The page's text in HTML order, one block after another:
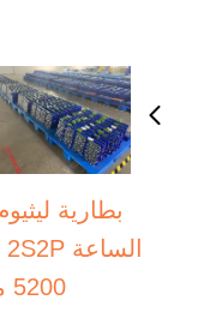
5200 مللي أمبير في الساعة 7.4 فولت